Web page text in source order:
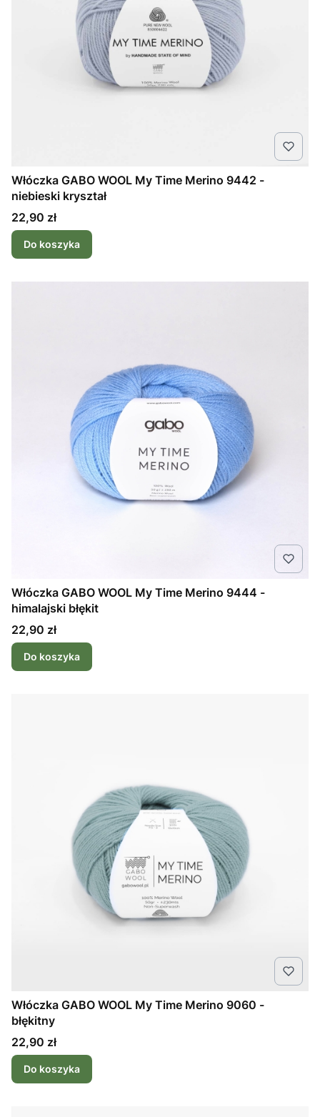
Włóczka GABO WOOL My Time Merino 9442 -
niebieski kryształ
Cena
22,90 zł
Do koszyka
Włóczka GABO WOOL My Time Merino 9444 -
himalajski błękit
Cena
22,90 zł
Do koszyka
Włóczka GABO WOOL My Time Merino 9060 -
błękitny
Cena
22,90 zł
Do koszyka